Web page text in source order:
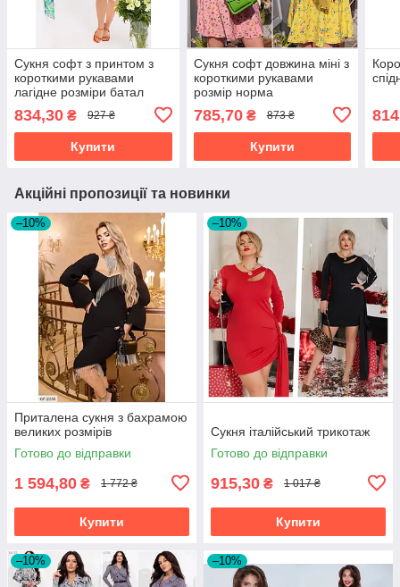
Сукня софт з принтом з
короткими рукавами
лагідне розміри батал
834,30 ₴ 927 ₴
Купити
Сукня софт довжина міні з
короткими рукавами
розмір норма
785,70₴ 873 ₴
Купити
Акційні пропозиції та новинки
–10%
Приталена сукня з бахрамою
великих розмірів
Готово до відправки
1 594,80 ₴ 1 772 ₴
Купити
–10%
Сукня італійський трикотаж
Готово до відправки
915,30 ₴ 1 017 ₴
Купити
–10% –10%